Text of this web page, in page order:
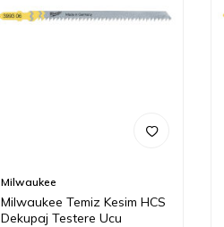
Milwaukee
Milwaukee Temiz Kesim HCS
Dekupaj Testere Ucu